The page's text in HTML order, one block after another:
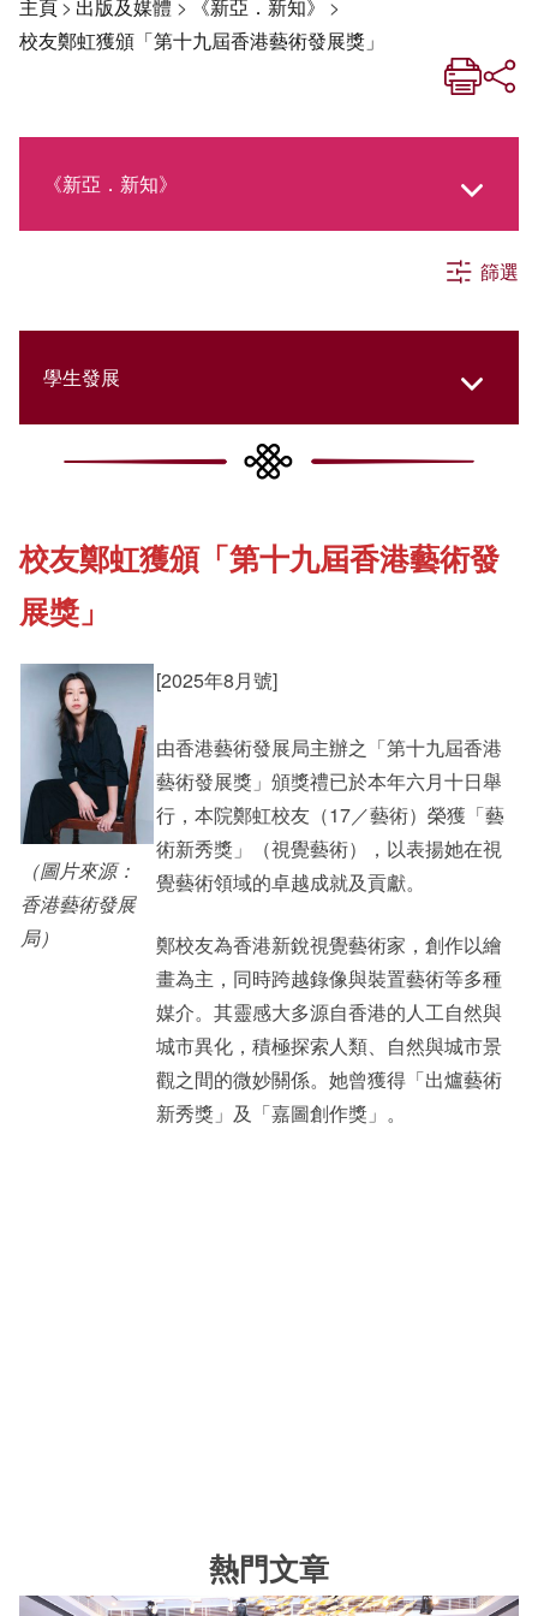
主頁> 出版及媒體 > 《新亞．新知》 >
校友鄭虹獲頒「第十九屆香港藝術發展獎」
《新亞．新知》
社交媒體專欄
《新亞簡訊》
《新亞書院概覽》
新亞影集
影片庫
篩選
學生發展
College Updates
Cultural Topics
Staff Engagement
Alumni Connections
校友鄭虹獲頒「第十九屆香港藝術發
展獎」
（圖片來源：
香港藝術發展
局）
[2025年8月號]
由香港藝術發展局主辦之「第十九屆香港
藝術發展獎」頒獎禮已於本年六月十日舉
行，本院鄭虹校友（17／藝術）榮獲「藝
術新秀獎」（視覺藝術），以表揚她在視
覺藝術領域的卓越成就及貢獻。
鄭校友為香港新銳視覺藝術家，創作以繪
畫為主，同時跨越錄像與裝置藝術等多種
媒介。其靈感大多源自香港的人工自然與
城市異化，積極探索人類、自然與城市景
觀之間的微妙關係。她曾獲得「出爐藝術
新秀獎」及「嘉圖創作獎」。
熱門文章